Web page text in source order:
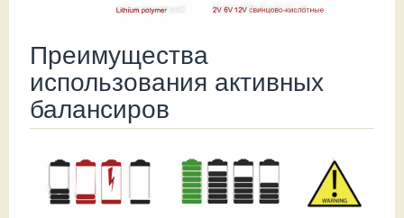
Преимущества
использования активных
балансиров